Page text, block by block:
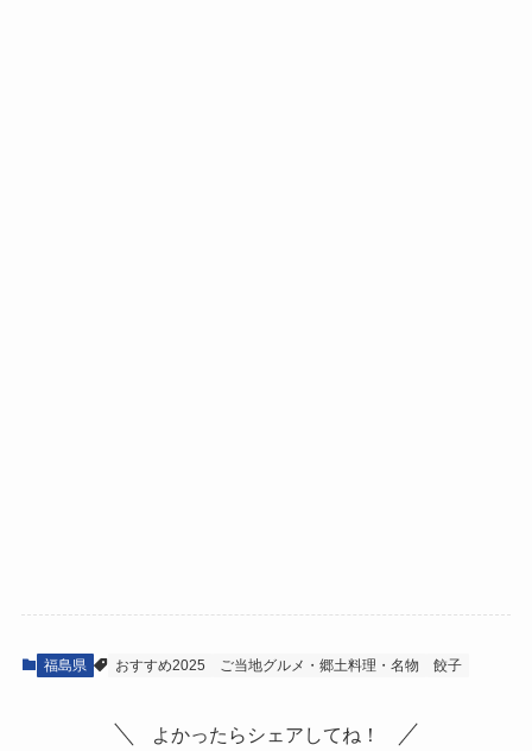
福島県 おすすめ2025 ご当地グルメ・郷土料理・名物 餃子
よかったらシェアしてね！